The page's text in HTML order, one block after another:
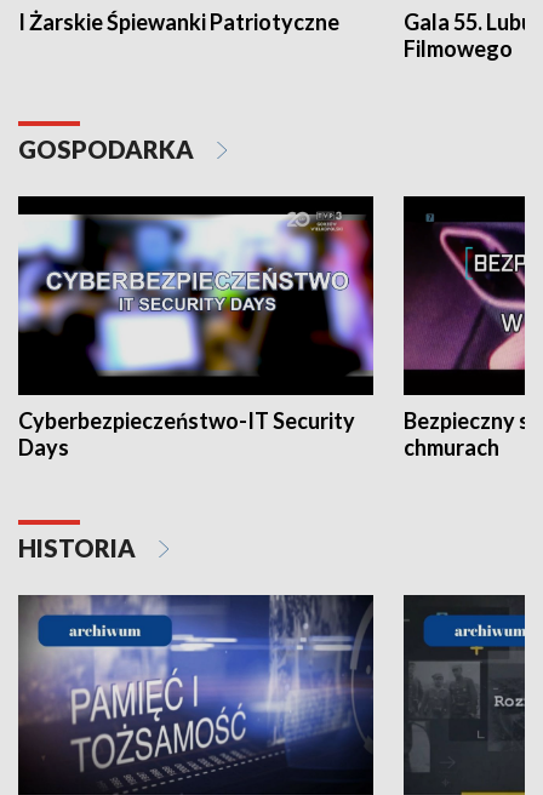
I Żarskie Śpiewanki Patriotyczne
Gala 55.
Filmowego
GOSPODARKA
Cyberbezpieczeństwo-IT Security
Days
Bezpieczny
chmurach
HISTORIA